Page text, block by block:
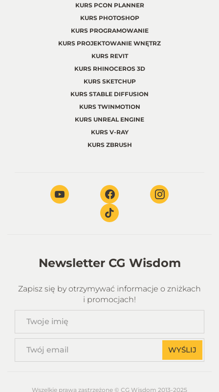
KURS PCON PLANNER
KURS PHOTOSHOP
KURS PROGRAMOWANIE
KURS PROJEKTOWANIE WNĘTRZ
KURS REVIT
KURS RHINOCEROS 3D
KURS SKETCHUP
KURS STABLE DIFFUSION
KURS TWINMOTION
KURS UNREAL ENGINE
KURS V-RAY
KURS ZBRUSH
Newsletter CG Wisdom
Zapisz się by otrzymywać informacje o zniżkach
i promocjach!
imię
email
WYŚLIJ
Wszelkie prawa zastrzeżone © CG Wisdom 2013-2025